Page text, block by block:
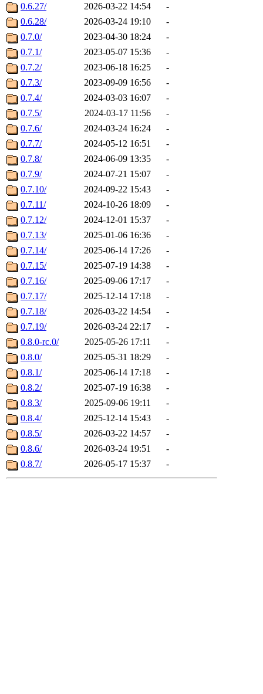
0.6.27/
2026-03-22 14:54
-
0.6.28/
2026-03-24 19:10
-
0.7.0/
2023-04-30 18:24
-
0.7.1/
2023-05-07 15:36
-
0.7.2/
2023-06-18 16:25
-
0.7.3/
2023-09-09 16:56
-
0.7.4/
2024-03-03 16:07
-
0.7.5/
2024-03-17 11:56
-
0.7.6/
2024-03-24 16:24
-
0.7.7/
2024-05-12 16:51
-
0.7.8/
2024-06-09 13:35
-
0.7.9/
2024-07-21 15:07
-
0.7.10/
2024-09-22 15:43
-
0.7.11/
2024-10-26 18:09
-
0.7.12/
2024-12-01 15:37
-
0.7.13/
2025-01-06 16:36
-
0.7.14/
2025-06-14 17:26
-
0.7.15/
2025-07-19 14:38
-
0.7.16/
2025-09-06 17:17
-
0.7.17/
2025-12-14 17:18
-
0.7.18/
2026-03-22 14:54
-
0.7.19/
2026-03-24 22:17
-
0.8.0-rc.0/
2025-05-26 17:11
-
0.8.0/
2025-05-31 18:29
-
0.8.1/
2025-06-14 17:18
-
0.8.2/
2025-07-19 16:38
-
0.8.3/
2025-09-06 19:11
-
0.8.4/
2025-12-14 15:43
-
0.8.5/
2026-03-22 14:57
-
0.8.6/
2026-03-24 19:51
-
0.8.7/
2026-05-17 15:37 -